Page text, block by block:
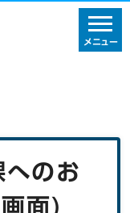
メニュー
へのお
面)